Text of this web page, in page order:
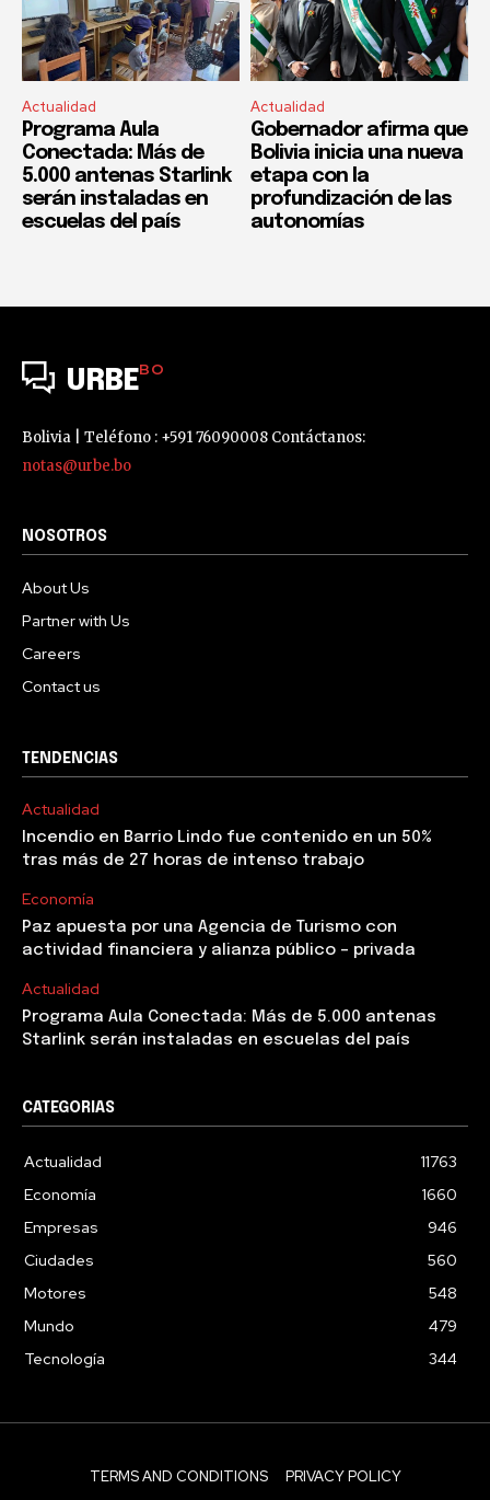
Actualidad
Programa Aula
Conectada: Más de
5.000 antenas Starlink
serán instaladas en
escuelas del país
Actualidad
Gobernador afirma que
Bolivia inicia una nueva
etapa con la
profundización de las
autonomías
URBEBO
Bolivia | Teléfono : +591 76090008 Contáctanos:
notas@urbe.bo
NOSOTROS
About Us
Partner with Us
Careers
Contact us
TENDENCIAS
Actualidad
Incendio en Barrio Lindo fue contenido en un 50%
tras más de 27 horas de intenso trabajo
Economía
Paz apuesta por una Agencia de Turismo con
actividad financiera y alianza público – privada
Actualidad
Programa Aula Conectada: Más de 5.000 antenas
Starlink serán instaladas en escuelas del país
CATEGORIAS
Actualidad
11763
Economía
1660
Empresas
946
Ciudades
560
Motores
548
Mundo
479
Tecnología
344
TERMS AND CONDITIONS PRIVACY POLICY